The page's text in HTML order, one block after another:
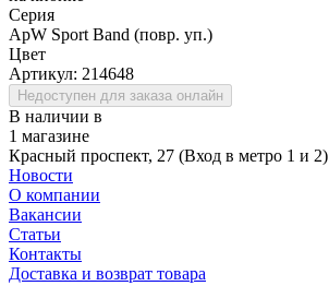
Серия
ApW Sport Band (повр. уп.)
Цвет
Артикул: 214648
Недоступен для заказа онлайн
В наличии в
1 магазине
Красный проспект, 27 (Вход в метро 1 и 2)
Новости
О компании
Вакансии
Статьи
Контакты
Доставка и возврат товара